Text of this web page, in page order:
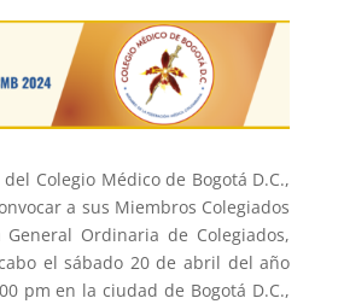
Colegio Médico de Bogotá D.C.,
a sus Miembros Colegiados
Ordinaria de Colegiados,
el sábado 20 de abril del año
pm en la ciudad de Bogotá D.C.,